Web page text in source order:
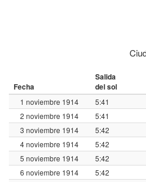
Fecha
Salida
del sol
1 noviembre 1914 5:41
2 noviembre 1914
5:41
3 noviembre 1914
5:42
4 noviembre 1914
5:42
5 noviembre 1914
5:42
6 noviembre 1914
5:42